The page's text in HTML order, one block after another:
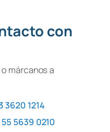
con
márcanos a
3620 1214
55 5639 0210